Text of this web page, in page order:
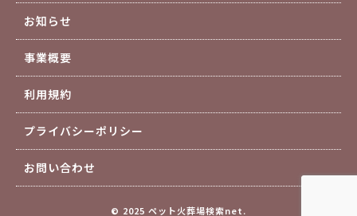
お知らせ
事業概要
利用規約
プライバシーポリシー
お問い合わせ
© 2025 ペット火葬場検索net.